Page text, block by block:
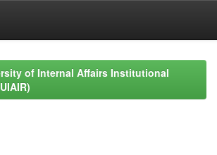
of Internal Affairs Institutional